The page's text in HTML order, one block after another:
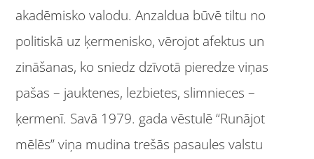
akadēmisko valodu. Anzaldua būvē tiltu no
politiskā uz ķermenisko, vērojot afektus un
zināšanas, ko sniedz dzīvotā pieredze viņas
pašas – jauktenes, lezbietes, slimnieces –
ķermenī. Savā 1979. gada vēstulē “Runājot
mēlēs” viņa mudina trešās pasaules valstu